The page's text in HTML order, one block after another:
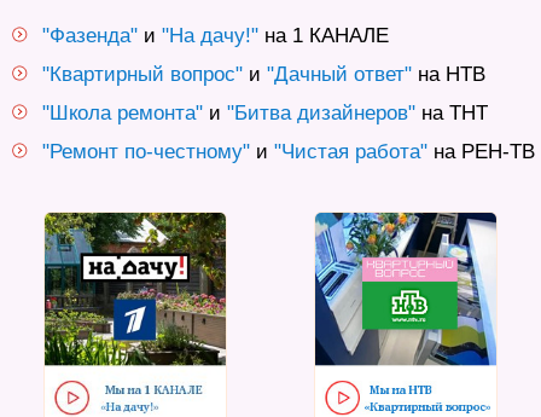
"Фазенда" и "На дачу!" на 1 КАНАЛЕ
"Квартирный вопрос" и "Дачный ответ" на НТВ
"Школа ремонта" и "Битва дизайнеров" на ТНТ
"Ремонт по-честному" и "Чистая работа" на РЕН-ТВ